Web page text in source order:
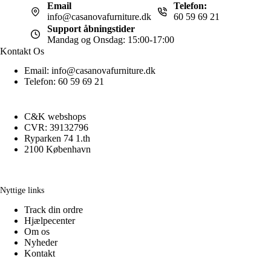
Email
info@casanovafurniture.dk
Telefon:
60 59 69 21
Support åbningstider
Mandag og Onsdag: 15:00-17:00
Kontakt Os
Email: info@casanovafurniture.dk
Telefon: 60 59 69 21
C&K webshops
CVR: 39132796
Ryparken 74 1.th
2100 København
Nyttige links
Track din ordre
Hjælpecenter
Om os
Nyheder
Kontakt